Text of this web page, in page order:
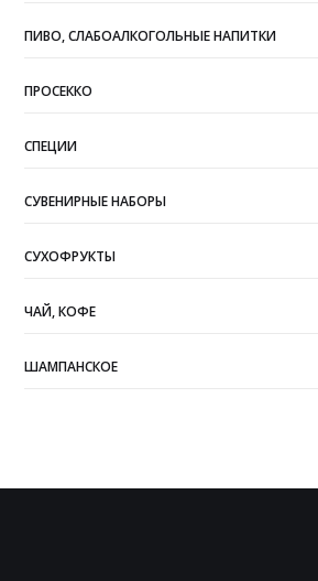
ПИВО, СЛАБОАЛКОГОЛЬНЫЕ НАПИТКИ
ПРОСЕККО
СПЕЦИИ
СУВЕНИРНЫЕ НАБОРЫ
СУХОФРУКТЫ
ЧАЙ, КОФЕ
ШАМПАНСКОЕ